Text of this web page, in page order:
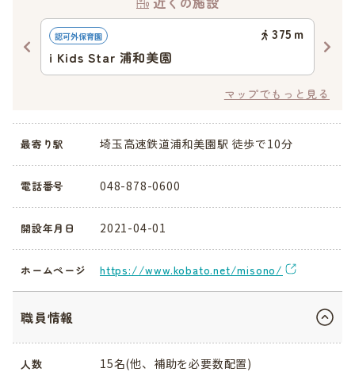
認可外保育園 375 ｍ
i Kids Star 浦和美園
マップでもっと見る
最寄り駅 埼玉高速鉄道浦和美園駅 徒歩で10分
電話番号 048-878-0600
開設年月日 2021-04-01
ホームページ https://www.kobato.net/misono/
職員情報
人数
15名(他、補助を必要数配置)